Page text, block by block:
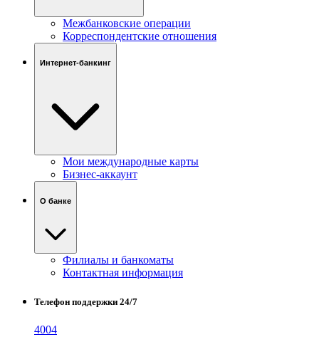
Межбанковские операции
Корреспондентские отношения
Интернет-банкинг
Мои международные карты
Бизнес-аккаунт
О банке
Филиалы и банкоматы
Контактная информация
Телефон поддержки 24/7
4004